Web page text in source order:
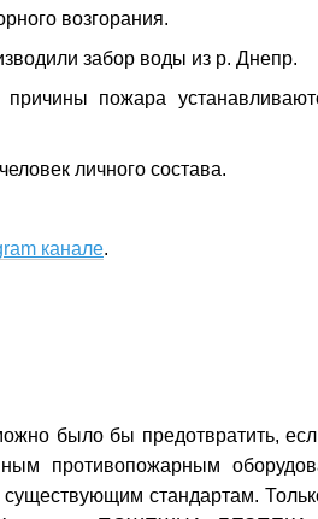
возгорания.
забор воды из р. Днепр.
пожара
личного состава.
канале.
было бы предотвратить,
противопожарным
стандартам.